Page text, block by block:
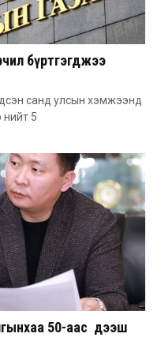
бүртгэгджээ
санд улсын хэмжээнд
5
50-аас дээш